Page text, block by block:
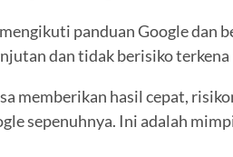
panduan Google dan
dan tidak berisiko
memberikan hasil cepat,
sepenuhnya. Ini adalah